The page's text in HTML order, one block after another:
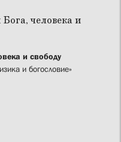
и свободу
и богословие»